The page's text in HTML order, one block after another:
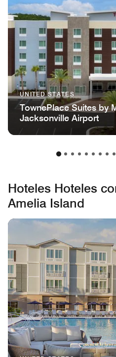
UNITED STATES
TownePlace Suites by
Jacksonville Airport
Hoteles Hoteles
Amelia Island